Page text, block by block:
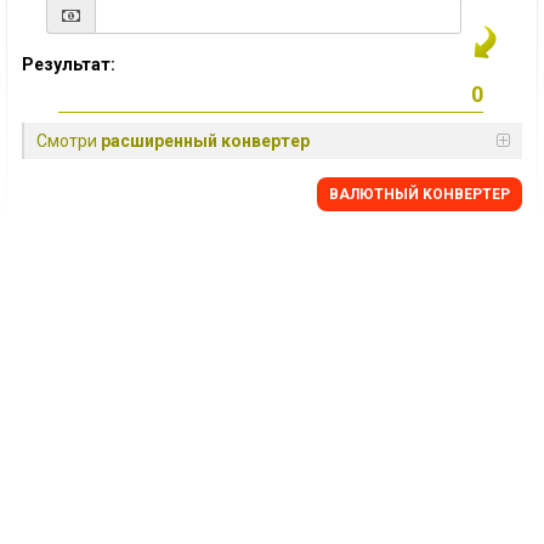
Результат:
Смотри расширенный конвертер
BАЛЮТНЫЙ KОНВЕРТЕР